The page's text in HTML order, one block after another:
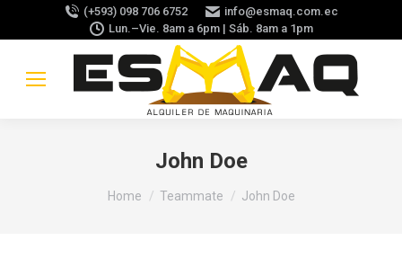
(+593) 098 706 6752
info@esmaq.com.ec
Lun.–Vie. 8am a 6pm | Sáb. 8am a 1pm
John Doe
You are here:
Home Teammate John Doe